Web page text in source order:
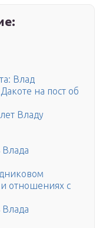
Влад
на пост об
Владу
отношениях с